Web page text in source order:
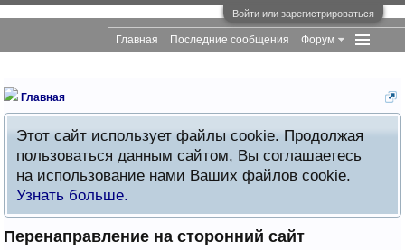
Войти или зарегистрироваться
Главная
Этот сайт использует файлы cookie. Продолжая
пользоваться данным сайтом, Вы соглашаетесь
на использование нами Ваших файлов cookie.
Узнать больше.
Перенаправление на сторонний сайт
Главная Последние сообщения Форум